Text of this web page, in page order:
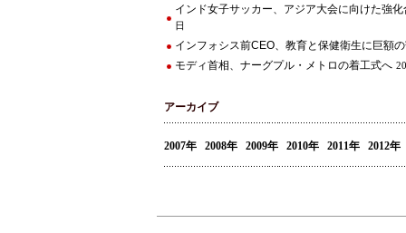
インド女子サッカー、アジア大会に向けた強
日
インフォシス前CEO、教育と保健衛生に巨額
モディ首相、ナーグプル・メトロの着工式へ
アーカイブ
2007年 2008年 2009年 2010年 2011年 2012年